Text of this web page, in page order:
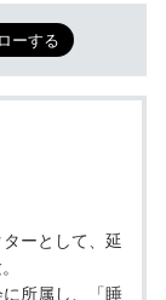
ーとして、延
所属し、「睡